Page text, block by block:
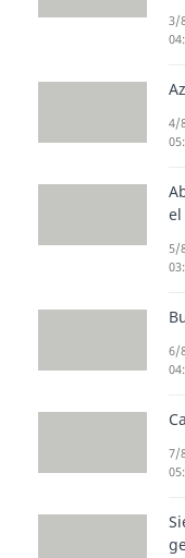
Der
wie „
es
von
3/
4/
el
5/
6/
7/